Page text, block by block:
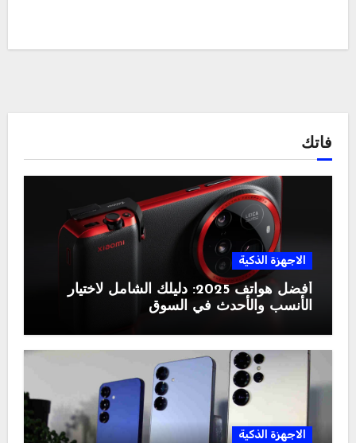
فاتك
الاجهزة الذكية
أفضل هواتف 2025: دليلك الشامل لاختيار
الأنسب والأحدث في السوق
الاجهزة الذكية